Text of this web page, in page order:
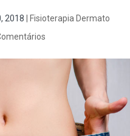
2018
Fisioterapia Dermato